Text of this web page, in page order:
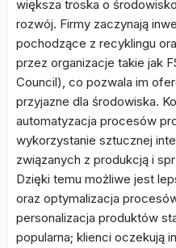
większa troska o
rozwój. Firmy zaczynają
pochodzące z recyklingu
przez organizacje takie jak
Council), co pozwala im
przyjazne dla środowiska.
automatyzacja procesów
wykorzystanie sztucznej
związanych z produkcją i
Dzięki temu możliwe jest
oraz optymalizacja
personalizacja produktów
popularna; klienci oczekują